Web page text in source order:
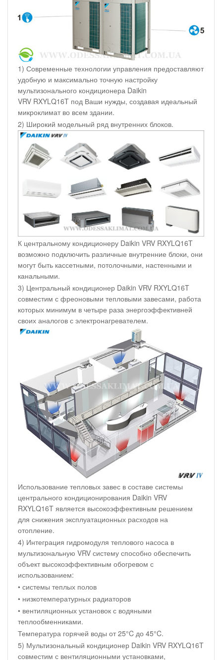
1) Современные технологии управления предоставляют
удобную и максимально точную настройку
мультизонального кондиционера Daikin
VRV RXYLQ16T под Ваши нужды, создавая идеальный
микроклимат во всем здании.
2) Широкий модельный ряд внутренних блоков.
К центральному кондиционеру Daikin VRV RXYLQ16T
возможно подключить различные внутренние блоки, они
могут быть кассетными, потолочными, настенными и
канальными.
3) Центральный кондиционер Daikin VRV RXYLQ16T
совместим с фреоновыми тепловыми завесами, работа
которых минимум в четыре раза энергоэффективней
своих аналогов с электронагревателем.
Использование тепловых завес в составе системы
центрального кондиционирования Daikin VRV
RXYLQ16T является высокоэффективным решением
для снижения эксплуатационных расходов на
отопление.
4) Интеграция гидромодуля теплового насоса в
мультизональную VRV систему способно обеспечить
объект высокоэффективным обогревом с
использованием:
• системы теплых полов
• низкотемпературных радиаторов
• вентиляционных установок с водяными
теплообменниками.
Температура горячей воды от 25°C до 45°C.
5) Мультизональный кондиционер Daikin VRV RXYLQ16T
совместим с вентиляционными установками,